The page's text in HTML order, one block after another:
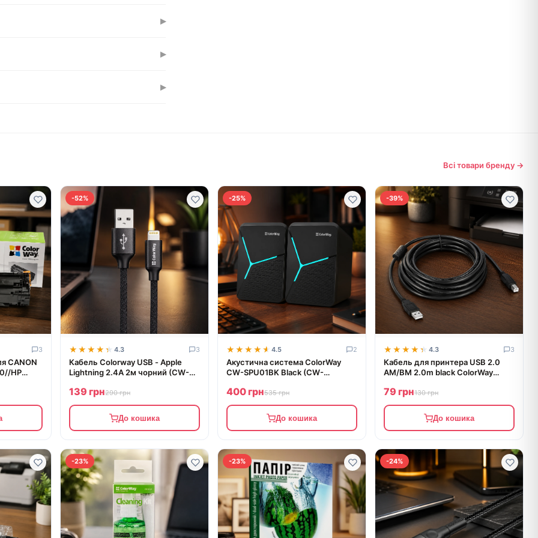
▸
▸
▸
Всі товари бренду →
3
CANON
HP
-52%
★★★★★
★★★★★ 4.3 3
Кабель Colorway USB - Apple
Lightning 2.4А 2м чорний (CW-
139 грн290 грн
До кошика
-25%
★★★★★
★★★★★ 4.5 2
Акустична система ColorWay
CW-SPU01BK Black (CW-
400 грн535 грн
До кошика
-39%
★★★★★
★★★★★ 4.3 3
Кабель для принтера USB 2.0
AM/BM 2.0m black ColorWay
79 грн130 грн
До кошика
-23% -23% -24%